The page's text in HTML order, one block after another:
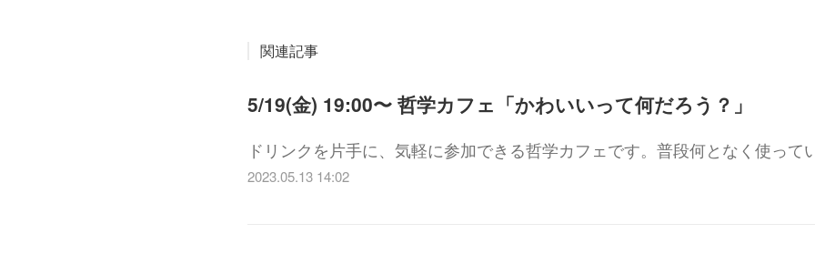
関連記事
5/19(金) 19:00〜 哲学カフェ「かわいいって何だろう？」
ドリンクを片手に、気軽に参加できる哲学カフェです。普段何となく使っ
2023.05.13 14:02